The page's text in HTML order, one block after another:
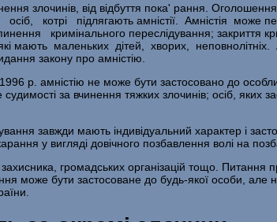
злочинів, від відбуття пока' рання.
котрі підлягають амністії. Амністія
переслідування; закриття
мають маленьких дітей, хворих,
закону про амністію.
р. амністію не може бути застосовано до
за вчинення тяжких злочинів; осіб, яких
завжди мають індивіду­альний характер і
у вигляді довічного позбавлення волі на
громадських орга­нізацій тощо.
може бути застосоване до будь-якої особи,